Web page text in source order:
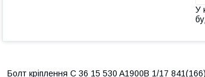
У
Болт кріплення C 36 15 530 A1900B 1/17